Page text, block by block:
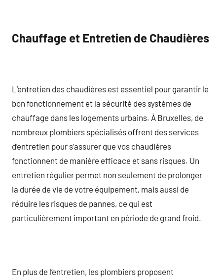
Chauffage et Entretien de Chaudières
L’entretien des chaudières est essentiel pour garantir le
bon fonctionnement et la sécurité des systèmes de
chauffage dans les logements urbains. À Bruxelles, de
nombreux plombiers spécialisés offrent des services
d’entretien pour s’assurer que vos chaudières
fonctionnent de manière efficace et sans risques. Un
entretien régulier permet non seulement de prolonger
la durée de vie de votre équipement, mais aussi de
réduire les risques de pannes, ce qui est
particulièrement important en période de grand froid.
En plus de l’entretien, les plombiers proposent